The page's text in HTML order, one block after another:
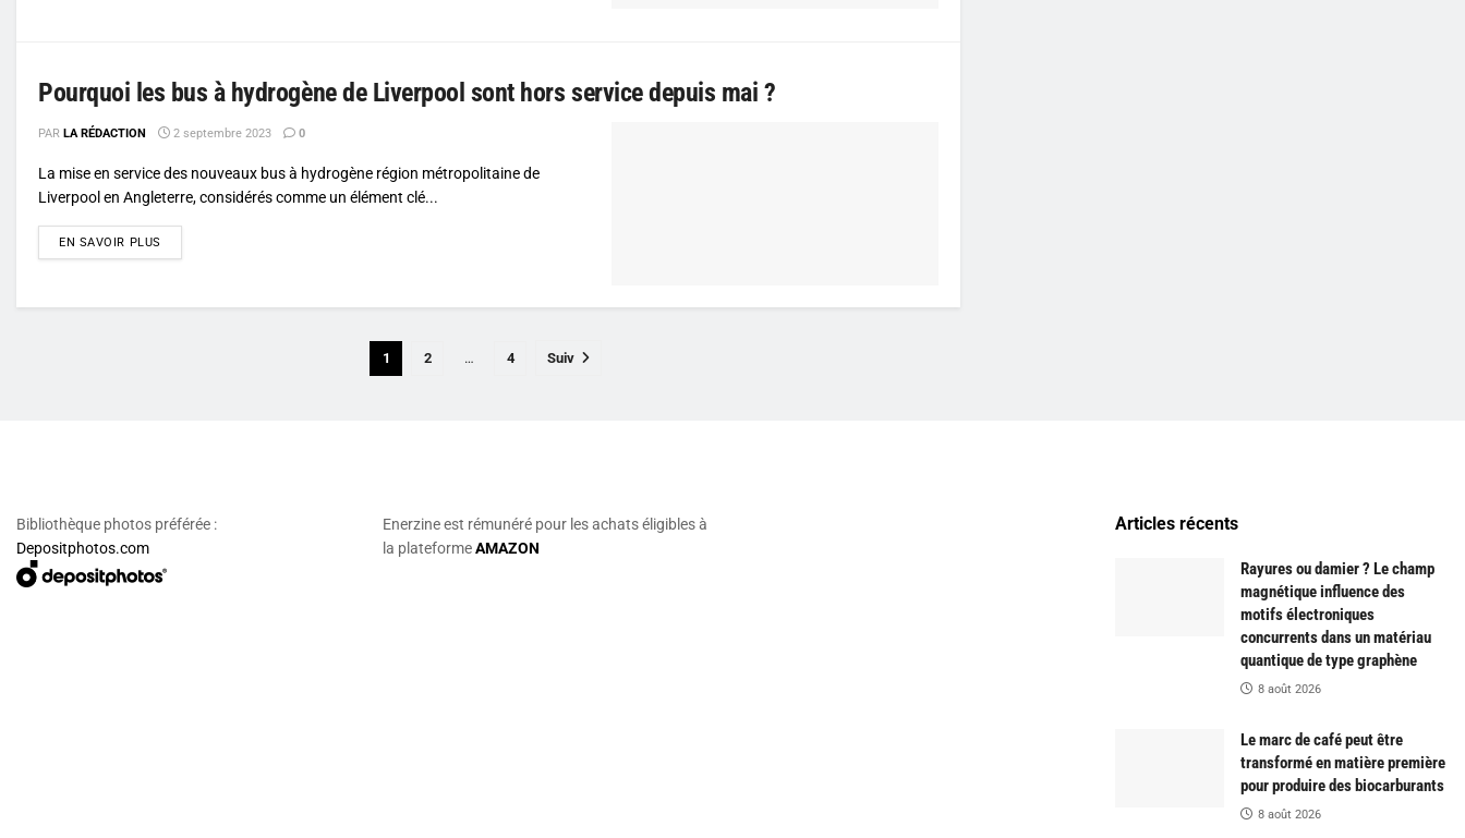
Pourquoi les bus à hydrogène de Liverpool sont hors service depuis mai ?
PAR LA RÉDACTION 2 septembre 2023 0
La mise en service des nouveaux bus à hydrogène région métropolitaine de
Liverpool en Angleterre, considérés comme un élément clé...
EN SAVOIR PLUS
1 2 … 4 Suiv
Bibliothèque photos préférée :
Depositphotos.com
Enerzine est rémunéré pour les achats éligibles à
la plateformeAMAZON
Articles récents
Rayures ou damier ? Le champ
magnétique influence des
motifs électroniques
concurrents dans un matériau
quantique de type graphène
8 août 2026
Le marc de café peut être
transformé en matière première
pour produire des biocarburants
8 août 2026